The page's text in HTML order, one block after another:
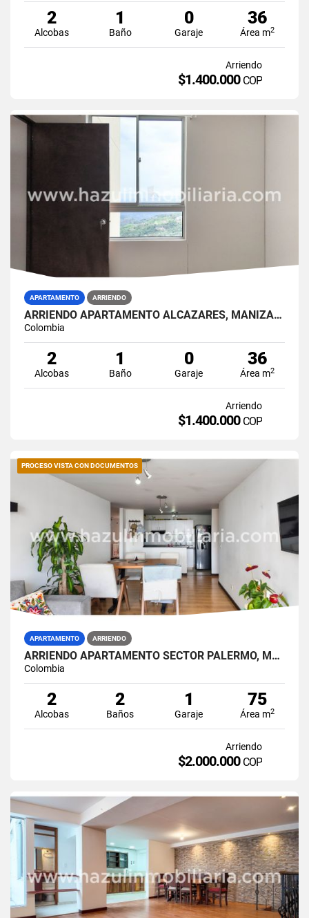
2
Alcobas
1
Baño
0
Garaje
36
Área m2
Arriendo
$1.400.000 COP
APARTAMENTO ARRIENDO
ARRIENDO APARTAMENTO ALCÁZARES, MANIZALES
Colombia
2
Alcobas
1
Baño
0
Garaje
36
Área m2
Arriendo
$1.400.000 COP
PROCESO VISTA CON DOCUMENTOS
APARTAMENTO ARRIENDO
ARRIENDO APARTAMENTO SECTOR PALERMO, MANIZALES
Colombia
2
Alcobas
2
Baños
1
Garaje
75
Área m2
Arriendo
$2.000.000 COP